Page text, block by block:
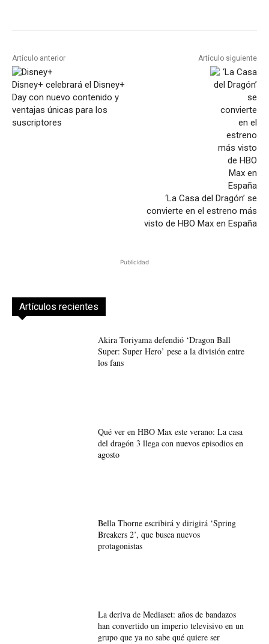
Artículo anterior
Disney+ celebrará el Disney+
Day con nuevo contenido y
ventajas únicas para los
suscriptores
Artículo siguiente
‘La Casa del Dragón’ se
convierte en el estreno más
visto de HBO Max en España
Publicidad
Artículos recientes
Akira Toriyama defendió ‘Dragon Ball
Super: Super Hero’ pese a la división entre
los fans
Qué ver en HBO Max este verano: La casa
del dragón 3 llega con nuevos episodios en
agosto
Bella Thorne escribirá y dirigirá ‘Spring
Breakers 2’, que busca nuevos
protagonistas
La deriva de Mediaset: años de bandazos
han convertido un imperio televisivo en un
grupo que ya no sabe qué quiere ser